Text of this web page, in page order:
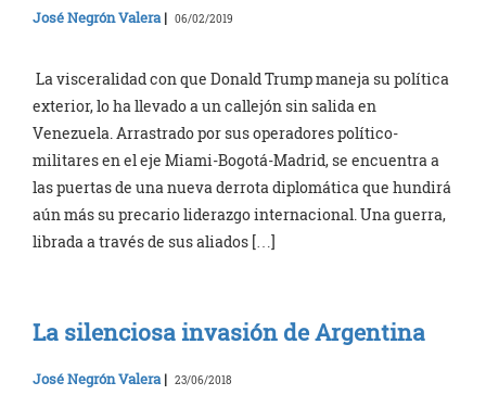
José Negrón Valera | 06/02/2019
La visceralidad con que Donald Trump maneja su política
exterior, lo ha llevado a un callejón sin salida en
Venezuela. Arrastrado por sus operadores político-
militares en el eje Miami-Bogotá-Madrid, se encuentra a
las puertas de una nueva derrota diplomática que hundirá
aún más su precario liderazgo internacional. Una guerra,
librada a través de sus aliados […]
La silenciosa invasión de Argentina
José Negrón Valera | 23/06/2018